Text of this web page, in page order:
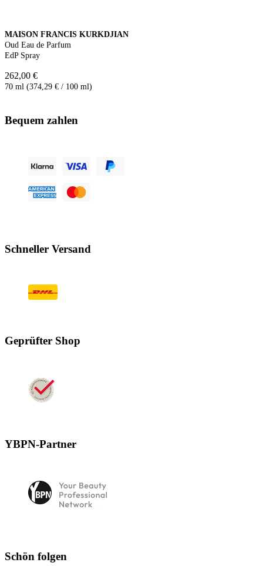
MAISON FRANCIS KURKDJIAN
Oud Eau de Parfum
EdP Spray
262,00 €
70 ml (374,29 € / 100 ml)
Bequem zahlen
Schneller Versand
Geprüfter Shop
YBPN-Partner
Schön folgen